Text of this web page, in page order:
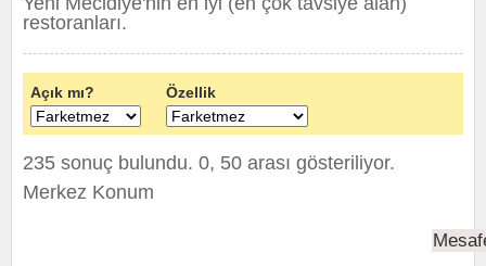
restoranları.
Açık mı? Özellik
235 sonuç bulundu. 0, 50 arası gösteriliyor.
Merkez Konum